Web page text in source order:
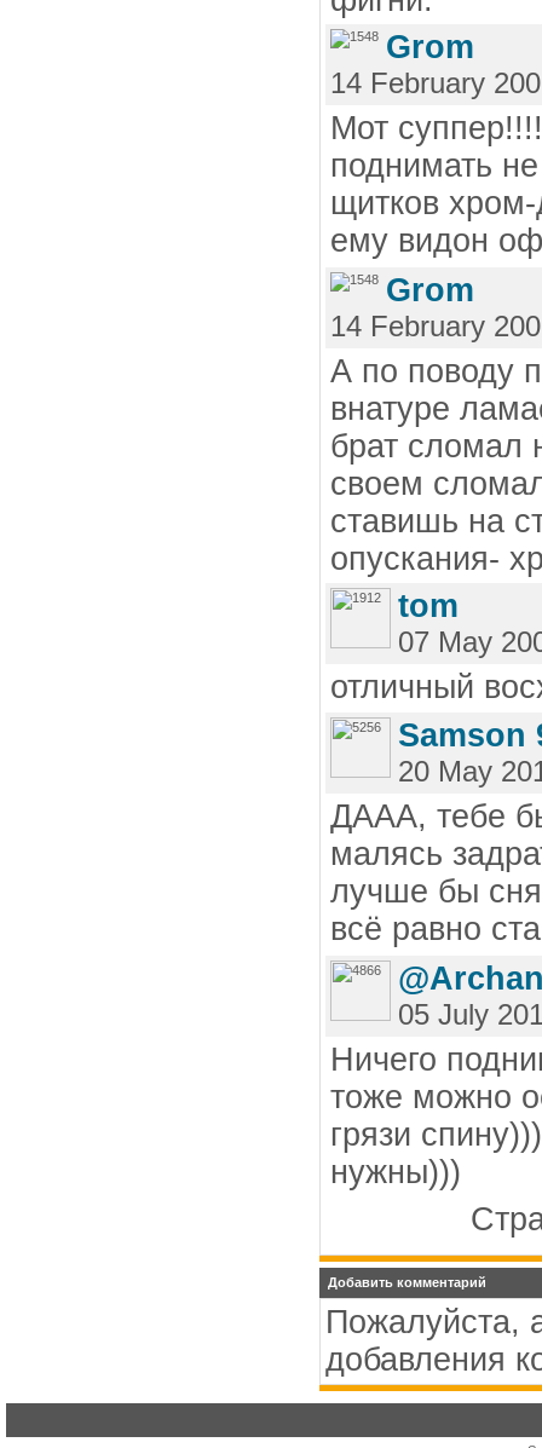
Grom
14 February
Мот
поднимать
щитков
ему видон
Grom
14 February
А по поводу
внатуре
брат сломал
своем
ставишь на
опускания-
tom
07 May
отличный
Samson
20 May
ДААА, тебе
малясь
лучше бы
всё равно
05 July
Ничего
тоже можно
грязи
нужны)))
Добавить комментарий
Пожалуйста,
добавления